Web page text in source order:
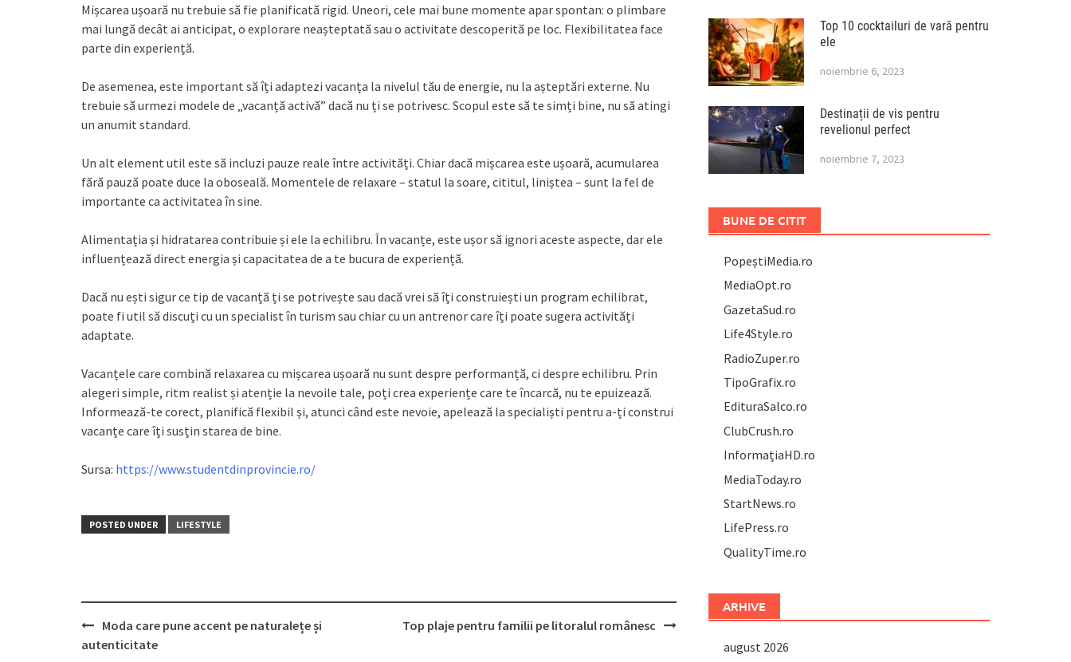
Mișcarea ușoară nu trebuie să fie planificată rigid. Uneori, cele mai bune momente apar spontan: o plimbare
mai lungă decât ai anticipat, o explorare neașteptată sau o activitate descoperită pe loc. Flexibilitatea face
parte din experiență.
De asemenea, este important să îți adaptezi vacanța la nivelul tău de energie, nu la așteptări externe. Nu
trebuie să urmezi modele de „vacanță activă” dacă nu ți se potrivesc. Scopul este să te simți bine, nu să atingi
un anumit standard.
Un alt element util este să incluzi pauze reale între activități. Chiar dacă mișcarea este ușoară, acumularea
fără pauză poate duce la oboseală. Momentele de relaxare – statul la soare, cititul, liniștea – sunt la fel de
importante ca activitatea în sine.
Alimentația și hidratarea contribuie și ele la echilibru. În vacanțe, este ușor să ignori aceste aspecte, dar ele
influențează direct energia și capacitatea de a te bucura de experiență.
Dacă nu ești sigur ce tip de vacanță ți se potrivește sau dacă vrei să îți construiești un program echilibrat,
poate fi util să discuți cu un specialist în turism sau chiar cu un antrenor care îți poate sugera activități
adaptate.
Vacanțele care combină relaxarea cu mișcarea ușoară nu sunt despre performanță, ci despre echilibru. Prin
alegeri simple, ritm realist și atenție la nevoile tale, poți crea experiențe care te încarcă, nu te epuizează.
Informează-te corect, planifică flexibil și, atunci când este nevoie, apelează la specialiști pentru a-ți construi
vacanțe care îți susțin starea de bine.
Sursa: https://www.studentdinprovincie.ro/
POSTED UNDER LIFESTYLE
Post
navigation
Moda care pune accent pe naturalețe și
autenticitate
Top plaje pentru familii pe litoralul românesc
Top 10 cocktailuri de vară pentru
ele
noiembrie 6, 2023
Destinații de vis pentru
revelionul perfect
noiembrie 7, 2023
BUNE DE CITIT
PopeștiMedia.ro
MediaOpt.ro
GazetaSud.ro
Life4Style.ro
RadioZuper.ro
TipoGrafix.ro
EdituraSalco.ro
ClubCrush.ro
InformațiaHD.ro
MediaToday.ro
StartNews.ro
LifePress.ro
QualityTime.ro
ARHIVE
august 2026